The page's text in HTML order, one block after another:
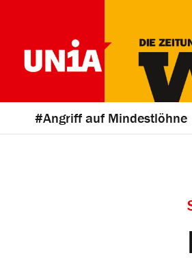
#Angriff auf Mindestlöhne